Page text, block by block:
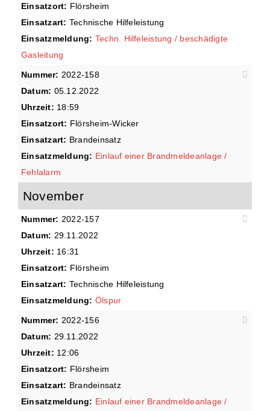
Einsatzort: Flörsheim
Einsatzart: Technische Hilfeleistung
Einsatzmeldung: Techn. Hilfeleistung / beschädigte
Gasleitung
Nummer: 2022-158
Datum: 05.12.2022
Uhrzeit: 18:59
Einsatzort: Flörsheim-Wicker
Einsatzart: Brandeinsatz
Einsatzmeldung: Einlauf einer Brandmeldeanlage /
Fehlalarm
November
Nummer: 2022-157
Datum: 29.11.2022
Uhrzeit: 16:31
Einsatzort: Flörsheim
Einsatzart: Technische Hilfeleistung
Einsatzmeldung: Ölspur
Nummer: 2022-156
Datum: 29.11.2022
Uhrzeit: 12:06
Einsatzort: Flörsheim
Einsatzart: Brandeinsatz
Einsatzmeldung: Einlauf einer Brandmeldeanlage /